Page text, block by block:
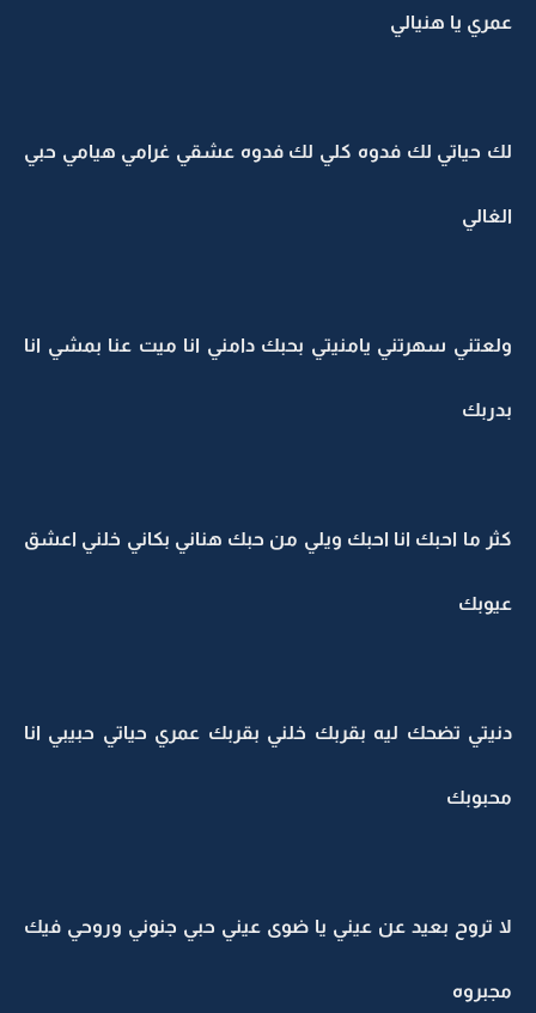
عمري يا هنيالي
لك حياتي لك فدوه كلي لك فدوه عشقي غرامي هيامي حبي
الغالي
ولعتني سهرتني يامنيتي بحبك دامني انا ميت عنا بمشي انا
بدربك
كثر ما احبك انا احبك ويلي من حبك هناني بكاني خلني اعشق
عيوبك
دنيتي تضحك ليه بقربك خلني بقربك عمري حياتي حبيبي انا
محبوبك
لا تروح بعيد عن عيني يا ضوى عيني حبي جنوني وروحي فيك
مجبروه